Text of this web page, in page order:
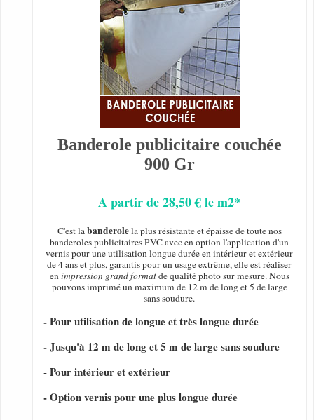
Banderole publicitaire couchée
900 Gr
A partir de 28,50 € le m2*
C'est labanderolela plus résistante et épaisse de toute nos
banderoles publicitaires PVC avec en option l'application d'un
vernis pour une utilisation longue durée en intérieur et extérieur
de 4 ans et plus, garantis pour un usage extrême, elle est réaliser
enimpression grand formatde qualité photo sur mesure. Nous
pouvons imprimé un maximum de 12 m de long et 5 de large
sans soudure.
- Pour utilisation de longue et très longue durée
- Jusqu'à 12 m de long et 5 m de large sans soudure
- Pour intérieur et extérieur
- Option vernis pour une plus longue durée